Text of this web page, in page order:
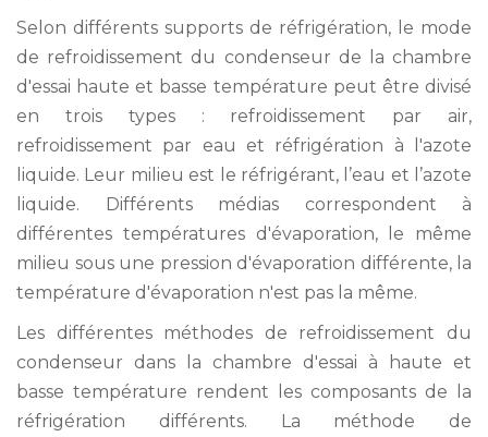
Selon différents supports de réfrigération, le mode
de refroidissement du condenseur de la chambre
d'essai haute et basse température peut être divisé
en trois types : refroidissement par air,
refroidissement par eau et réfrigération à l'azote
liquide. Leur milieu est le réfrigérant, l’eau et l’azote
liquide. Différents médias correspondent à
différentes températures d'évaporation, le même
milieu sous une pression d'évaporation différente, la
température d'évaporation n'est pas la même.
Les différentes méthodes de refroidissement du
condenseur dans la chambre d'essai à haute et
basse température rendent les composants de la
réfrigération différents. La méthode de